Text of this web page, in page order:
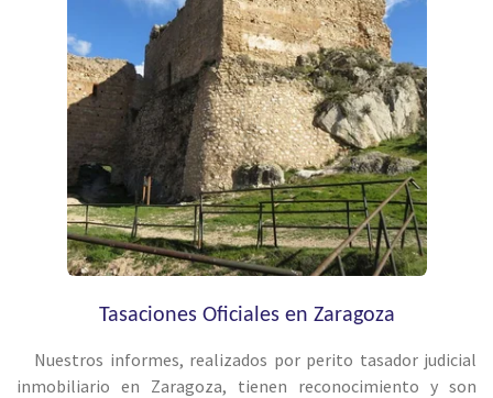
Tasaciones Oficiales en Zaragoza
Nuestros informes, realizados por perito tasador judicial
inmobiliario en Zaragoza, tienen reconocimiento y son